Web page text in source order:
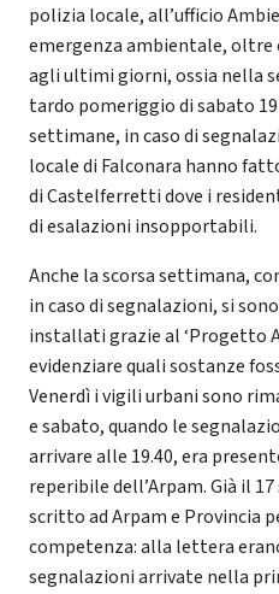
polizia locale, all’ufficio
emergenza ambientale, oltre
agli ultimi giorni, ossia nella
tardo pomeriggio di sabato
settimane, in caso di
locale di Falconara hanno
di Castelferretti dove i
di esalazioni insopportabili.
Anche la scorsa settimana,
in caso di segnalazioni, si
installati grazie al ‘Progetto
evidenziare quali sostanze
Venerdì i vigili urbani sono
e sabato, quando le
arrivare alle 19.40, era
reperibile dell’Arpam. Già il
scritto ad Arpam e Provincia
competenza: alla lettera
segnalazioni arrivate nella